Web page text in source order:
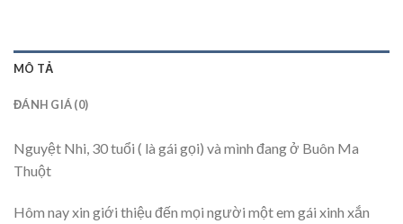
MÔ TẢ
ĐÁNH GIÁ (0)
Nguyệt Nhi, 30 tuổi ( là gái gọi) và mình đang ở Buôn Ma
Thuột
Hôm nay xin giới thiệu đến mọi người một em gái xinh xắn